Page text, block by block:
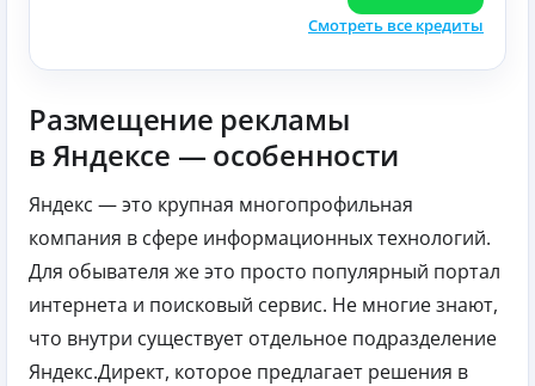
Смотреть все кредиты
Размещение рекламы
в Яндексе — особенности
Яндекс — это крупная многопрофильная
компания в сфере информационных технологий.
Для обывателя же это просто популярный портал
интернета и поисковый сервис. Не многие знают,
что внутри существует отдельное подразделение
Яндекс.Директ, которое предлагает решения в